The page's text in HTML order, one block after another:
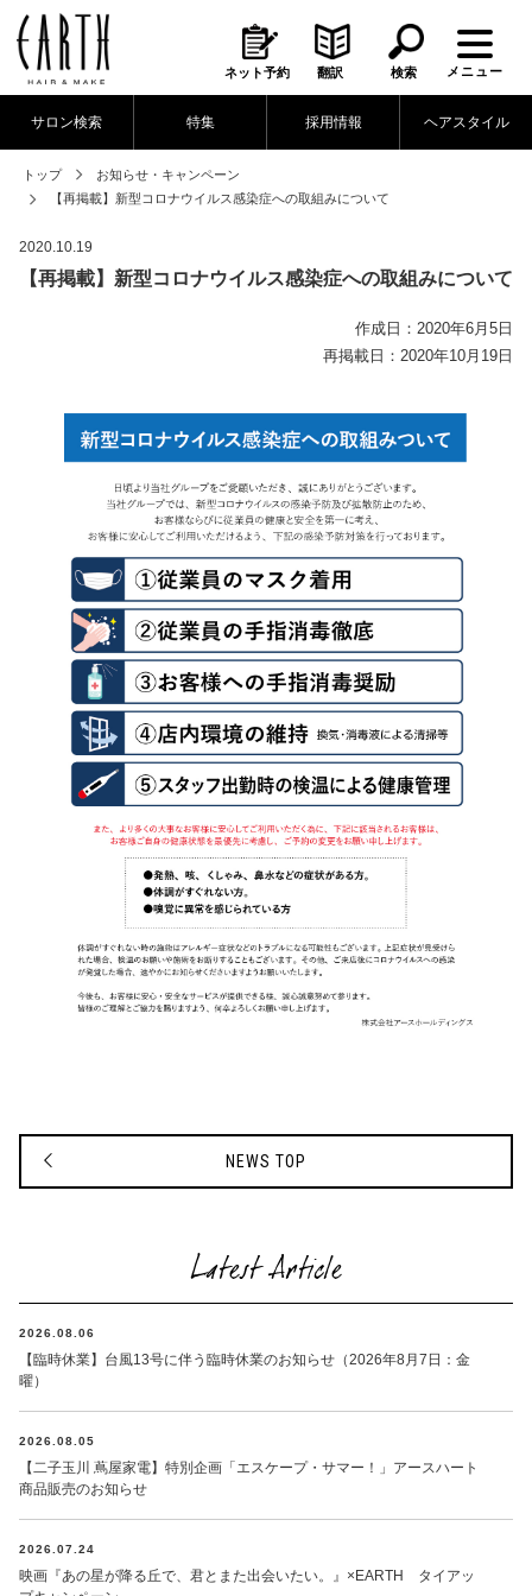
ネット予約 翻訳 検索 メニュー
サロン検索 特集 採用情報 ヘアスタイル
トップ
お知らせ・キャンペーン
【再掲載】新型コロナウイルス感染症への取組みについて
2020.10.19
【再掲載】新型コロナウイルス感染症への取組みについて
作成日：2020年6月5日
再掲載日：2020年10月19日
NEWS TOP
Latest Article
2026.08.06
【臨時休業】台風13号に伴う臨時休業のお知らせ（2026年8月7日：金
曜）
2026.08.05
【二子玉川 蔦屋家電】特別企画「エスケープ・サマー！」アースハート
商品販売のお知らせ
2026.07.24
映画『あの星が降る丘で、君とまた出会いたい。』×EARTH タイアッ